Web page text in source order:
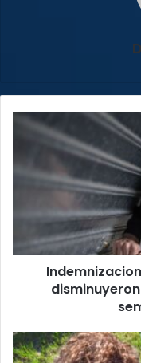
Indemnizaciones
durante
2024
Operativo
Romería: